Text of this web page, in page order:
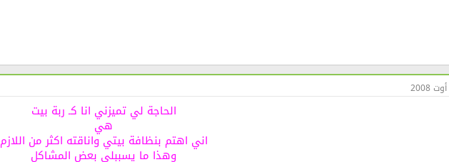
الحاجة لي تميزني انا كـ ربة بيت
هي
اني اهتم بنظافة بيتي واناقته اكثر من اللازم
وهذا ما يسببلي بعض المشاكل